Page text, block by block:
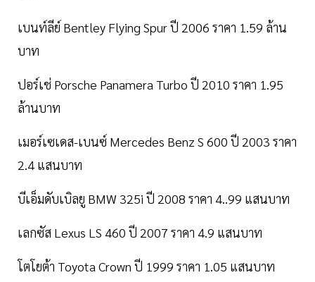
เบนท์ลีย์ Bentley Flying Spur ปี 2006 ราคา 1.59 ล้าน
บาท
ปอร์เช่ Porsche Panamera Turbo ปี 2010 ราคา 1.95
ล้านบาท
เมอร์เซเดส-เบนซ์ Mercedes Benz S 600 ปี 2003 ราคา
2.4 แสนบาท
บีเอ็มดับเบิลยู BMW 325i ปี 2008 ราคา 4..99 แสนบาท
เลกซัส Lexus LS 460 ปี 2007 ราคา 4.9 แสนบาท
โตโยต้า Toyota Crown ปี 1999 ราคา 1.05 แสนบาท